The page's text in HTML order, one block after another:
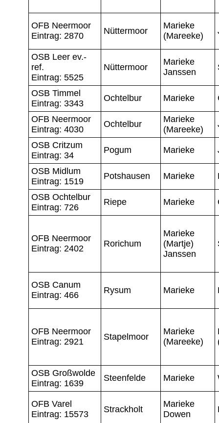
OFB Neermoor
Eintrag: 2870
Nüttermoor
Marieke
(Mareeke)
OSB Leer ev.-
ref.
Eintrag: 5525
Nüttermoor
Marieke
Janssen
OSB Timmel
Eintrag: 3343
Ochtelbur Marieke
OFB Neermoor
Eintrag: 4030
Ochtelbur
Marieke
(Mareeke)
OSB Critzum
Eintrag: 34
Pogum Marieke
OSB Midlum
Eintrag: 1519
Potshausen Marieke
OSB Ochtelbur
Eintrag: 726
Riepe Marieke
OFB Neermoor
Eintrag: 2402
Rorichum
Marieke
(Martje)
Janssen
OSB Canum
Eintrag: 466
Rysum Marieke
OFB Neermoor
Eintrag: 2921
Stapelmoor
Marieke
(Mareeke)
OSB Großwolde
Eintrag: 1639
Steenfelde Marieke
OFB Varel
Eintrag: 15573
Strackholt
Marieke
Dowen